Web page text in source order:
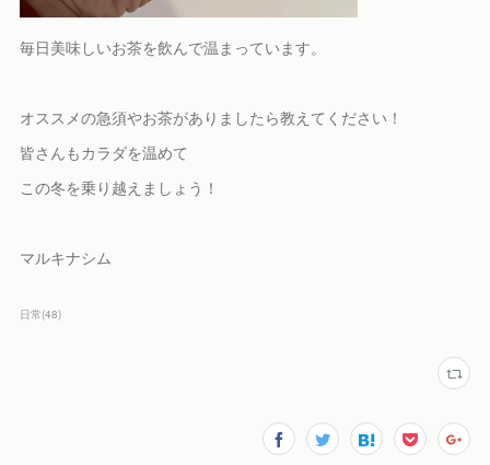
毎日美味しいお茶を飲んで温まっています。
オススメの急須やお茶がありましたら教えてください！
皆さんもカラダを温めて
この冬を乗り越えましょう！
マルキナシム
日常(48)